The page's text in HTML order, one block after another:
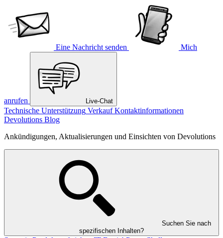
Eine Nachricht senden Mich
anrufen Live-Chat
Technische Unterstützung Verkauf Kontaktinformationen
Devolutions Blog
Ankündigungen, Aktualisierungen und Einsichten von Devolutions
Suchen Sie nach
spezifischen Inhalten?